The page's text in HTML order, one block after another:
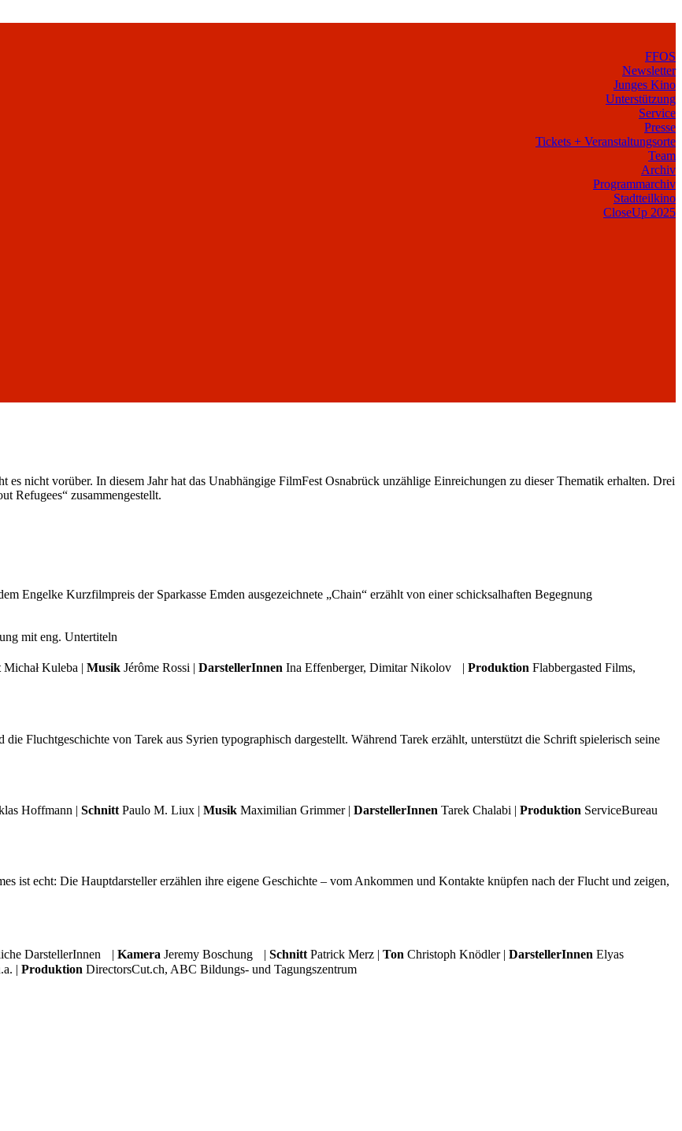
FFOS
Newsletter
Junges Kino
Unterstützung
Service
Presse
Tickets + Veranstaltungsorte
Team
Archiv
Programmarchiv
Stadtteilkino
CloseUp 2025
nicht vorüber. In diesem Jahr hat das Unabhängige FilmFest Osnabrück unzählige Einreichungen zu dieser Thematik erhalten. Drei
Refugees“ zusammengestellt.
Engelke Kurzfilmpreis der Sparkasse Emden ausgezeichnete „Chain“ erzählt von einer schicksalhaften Begegnung
mit eng. Untertiteln
Michał Kuleba | Musik Jérôme Rossi | DarstellerInnen Ina Effenberger, Dimitar Nikolov | Produktion Flabbergasted Films,
Fluchtgeschichte von Tarek aus Syrien typographisch dargestellt. Während Tarek erzählt, unterstützt die Schrift spielerisch seine
Hoffmann | Schnitt Paulo M. Liux | Musik Maximilian Grimmer | DarstellerInnen Tarek Chalabi | Produktion ServiceBureau
ist echt: Die Hauptdarsteller erzählen ihre eigene Geschichte – vom Ankommen und Kontakte knüpfen nach der Flucht und zeigen,
DarstellerInnen | Kamera Jeremy Boschung | Schnitt Patrick Merz | Ton Christoph Knödler | DarstellerInnen Elyas
| Produktion DirectorsCut.ch, ABC Bildungs- und Tagungszentrum